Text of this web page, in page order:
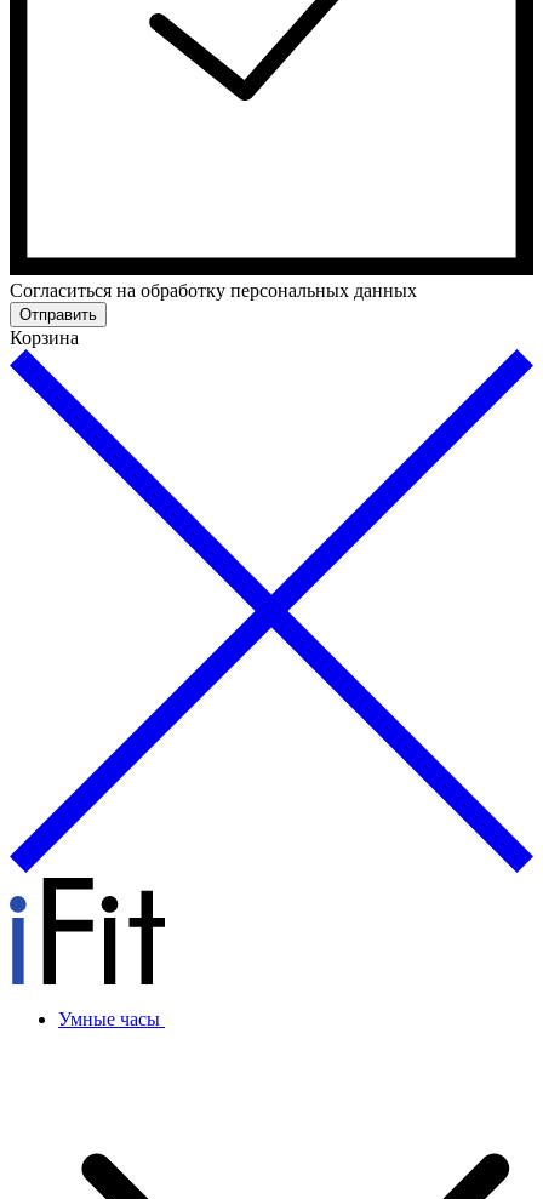
Cогласиться на обработку персональных данных
Отправить
Корзина
Умные часы